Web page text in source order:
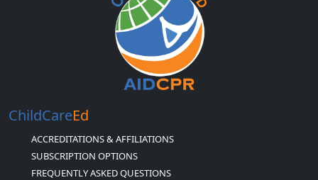
ChildCareEd
ACCREDITATIONS & AFFILIATIONS
SUBSCRIPTION OPTIONS
FREQUENTLY ASKED QUESTIONS